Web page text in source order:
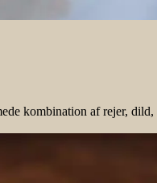
kombination af rejer,